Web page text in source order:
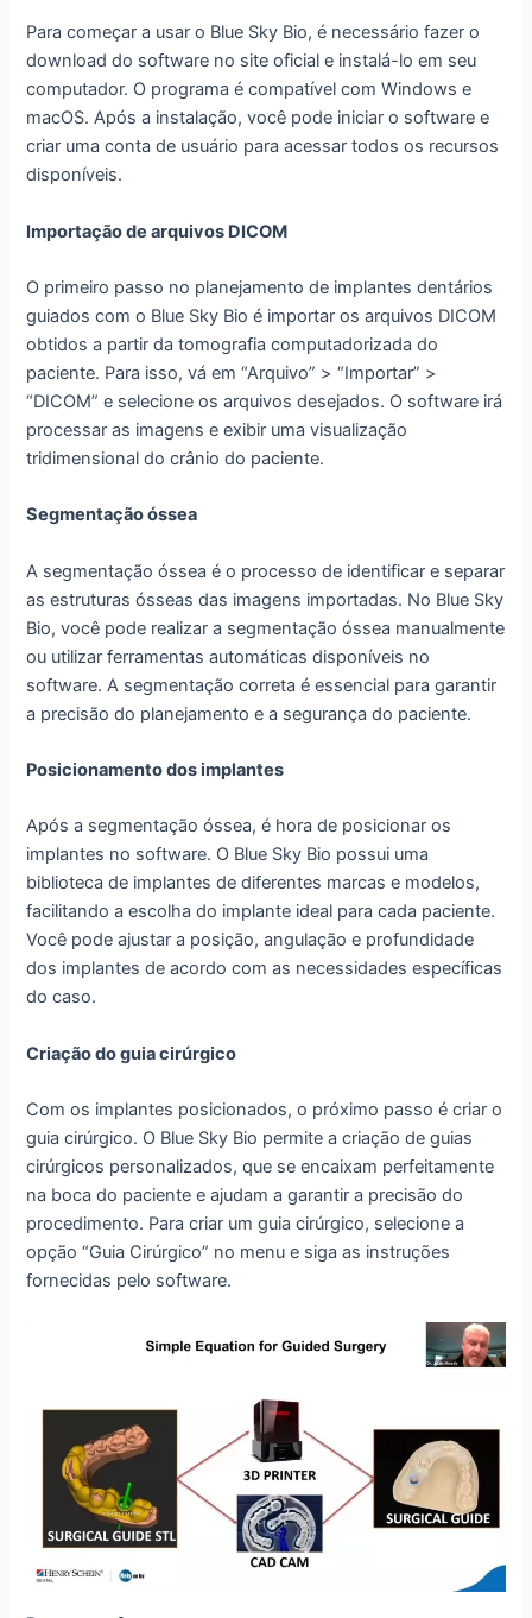
Para começar a usar o Blue Sky Bio, é necessário fazer o
download do software no site oficial e instalá-lo em seu
computador. O programa é compatível com Windows e
macOS. Após a instalação, você pode iniciar o software e
criar uma conta de usuário para acessar todos os recursos
disponíveis.
Importação de arquivos DICOM
O primeiro passo no planejamento de implantes dentários
guiados com o Blue Sky Bio é importar os arquivos DICOM
obtidos a partir da tomografia computadorizada do
paciente. Para isso, vá em “Arquivo” > “Importar” >
“DICOM” e selecione os arquivos desejados. O software irá
processar as imagens e exibir uma visualização
tridimensional do crânio do paciente.
Segmentação óssea
A segmentação óssea é o processo de identificar e separar
as estruturas ósseas das imagens importadas. No Blue Sky
Bio, você pode realizar a segmentação óssea manualmente
ou utilizar ferramentas automáticas disponíveis no
software. A segmentação correta é essencial para garantir
a precisão do planejamento e a segurança do paciente.
Posicionamento dos implantes
Após a segmentação óssea, é hora de posicionar os
implantes no software. O Blue Sky Bio possui uma
biblioteca de implantes de diferentes marcas e modelos,
facilitando a escolha do implante ideal para cada paciente.
Você pode ajustar a posição, angulação e profundidade
dos implantes de acordo com as necessidades específicas
do caso.
Criação do guia cirúrgico
Com os implantes posicionados, o próximo passo é criar o
guia cirúrgico. O Blue Sky Bio permite a criação de guias
cirúrgicos personalizados, que se encaixam perfeitamente
na boca do paciente e ajudam a garantir a precisão do
procedimento. Para criar um guia cirúrgico, selecione a
opção “Guia Cirúrgico” no menu e siga as instruções
fornecidas pelo software.